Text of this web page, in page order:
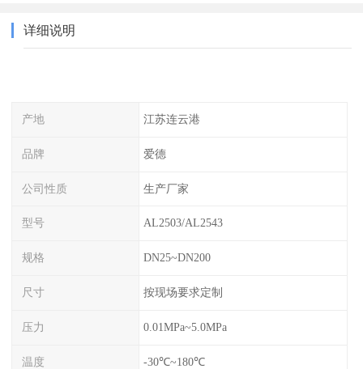
详细说明
产地 江苏连云港
品牌 爱德
公司性质 生产厂家
型号 AL2503/AL2543
规格 DN25~DN200
尺寸 按现场要求定制
压力 0.01MPa~5.0MPa
温度 -30℃~180℃